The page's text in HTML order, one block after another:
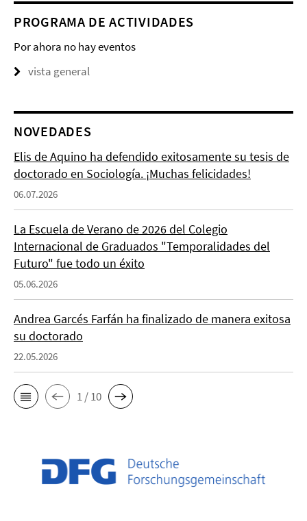
PROGRAMA DE ACTIVIDADES
Por ahora no hay eventos
vista general
NOVEDADES
Elis de Aquino ha defendido exitosamente su tesis de
doctorado en Sociología. ¡Muchas felicidades!
06.07.2026
La Escuela de Verano de 2026 del Colegio
Internacional de Graduados "Temporalidades del
Futuro" fue todo un éxito
05.06.2026
Andrea Garcés Farfán ha finalizado de manera exitosa
su doctorado
22.05.2026
1 / 10